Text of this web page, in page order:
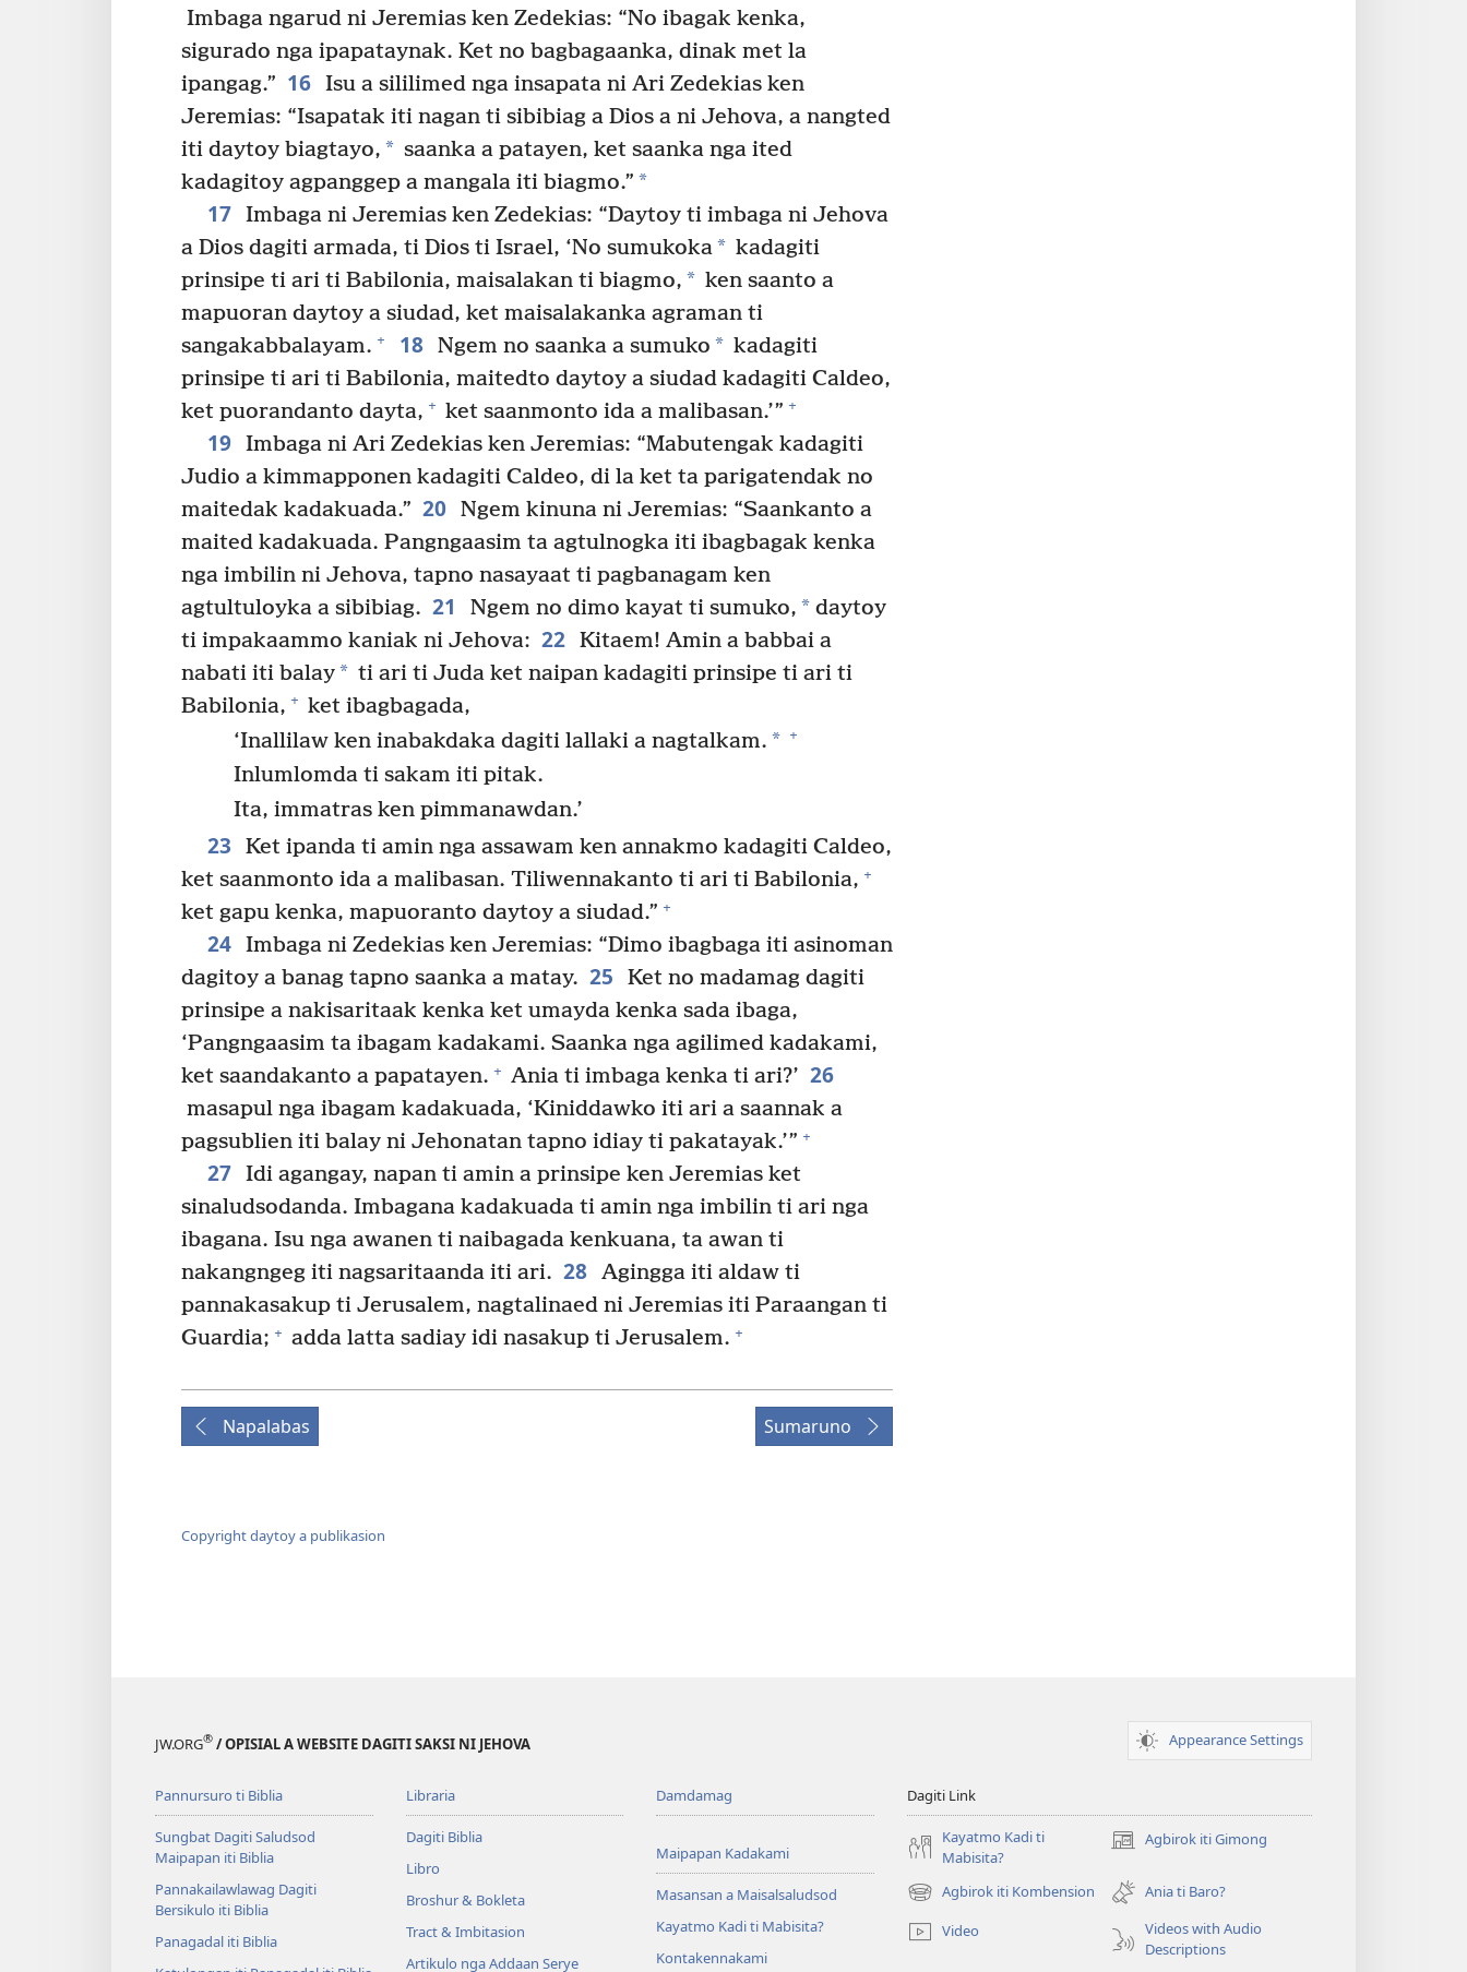
Imbaga ngarud ni Jeremias ken Zedekias: “No ibagak kenka,
sigurado nga ipapataynak. Ket no bagbagaanka, dinak met la
ipangag.” 16 Isu a sililimed nga insapata ni Ari Zedekias ken
Jeremias: “Isapatak iti nagan ti sibibiag a Dios a ni Jehova, a nangted
iti daytoy biagtayo, * saanka a patayen, ket saanka nga ited
kadagitoy agpanggep a mangala iti biagmo.” *
17 Imbaga ni Jeremias ken Zedekias: “Daytoy ti imbaga ni Jehova
a Dios dagiti armada, ti Dios ti Israel, ‘No sumukoka* kadagiti
prinsipe ti ari ti Babilonia, maisalakan ti biagmo, * ken saanto a
mapuoran daytoy a siudad, ket maisalakanka agraman ti
sangakabbalayam. + 18 Ngem no saanka a sumuko * kadagiti
prinsipe ti ari ti Babilonia, maitedto daytoy a siudad kadagiti Caldeo,
ket puorandanto dayta, + ket saanmonto ida a malibasan.’” +
19 Imbaga ni Ari Zedekias ken Jeremias: “Mabutengak kadagiti
Judio a kimmapponen kadagiti Caldeo, di la ket ta parigatendak no
maitedak kadakuada.” 20 Ngem kinuna ni Jeremias: “Saankanto a
maited kadakuada. Pangngaasim ta agtulnogka iti ibagbagak kenka
nga imbilin ni Jehova, tapno nasayaat ti pagbanagam ken
agtultuloyka a sibibiag. 21 Ngem no dimo kayat ti sumuko, *daytoy
ti impakaammo kaniak ni Jehova: 22 Kitaem! Amin a babbai a
nabati iti balay* ti ari ti Juda ket naipan kadagiti prinsipe ti ari ti
Babilonia, + ket ibagbagada,
‘Inallilaw ken inabakdaka dagiti lallaki a nagtalkam. * +
Inlumlomda ti sakam iti pitak.
Ita, immatras ken pimmanawdan.’
23
Ket ipanda ti amin nga assawam ken annakmo kadagiti Caldeo,
ket saanmonto ida a malibasan. Tiliwennakanto ti ari ti Babilonia, +
ket gapu kenka, mapuoranto daytoy a siudad.” +
24 Imbaga ni Zedekias ken Jeremias: “Dimo ibagbaga iti asinoman
dagitoy a banag tapno saanka a matay. 25
Ket no madamag dagiti
prinsipe a nakisaritaak kenka ket umayda kenka sada ibaga,
‘Pangngaasim ta ibagam kadakami. Saanka nga agilimed kadakami,
ket saandakanto a papatayen. + Ania ti imbaga kenka ti ari?’ 26
masapul nga ibagam kadakuada, ‘Kiniddawko iti ari a saannak a
pagsublien iti balay ni Jehonatan tapno idiay ti pakatayak.’” +
27 Idi agangay, napan ti amin a prinsipe ken Jeremias ket
sinaludsodanda. Imbagana kadakuada ti amin nga imbilin ti ari nga
ibagana. Isu nga awanen ti naibagada kenkuana, ta awan ti
nakangngeg iti nagsaritaanda iti ari. 28 Agingga iti aldaw ti
pannakasakup ti Jerusalem, nagtalinaed ni Jeremias iti Paraangan ti
Guardia; + adda latta sadiay idi nasakup ti Jerusalem. +
Napalabas Sumaruno
Copyright daytoy a publikasion
JW.ORG® / OPISIAL A WEBSITE DAGITI SAKSI NI JEHOVA Appearance Settings
Pannursuro ti Biblia
Sungbat Dagiti Saludsod
Maipapan iti Biblia
Pannakailawlawag Dagiti
Bersikulo iti Biblia
Panagadal iti Biblia
Libraria
Dagiti Biblia
Libro
Broshur & Bokleta
Tract & Imbitasion
Artikulo nga Addaan Serye
Damdamag
Maipapan Kadakami
Masansan a Maisalsaludsod
Kayatmo Kadi ti Mabisita?
Kontakennakami
Dagiti Link
Kayatmo Kadi ti
Mabisita?
Agbirok iti Gimong
(manglukat
baro
window)
Agbirok iti Kombension
(manglukat
iti
baro
Ania ti Baro?
Video
Videos with Audio
Descriptions